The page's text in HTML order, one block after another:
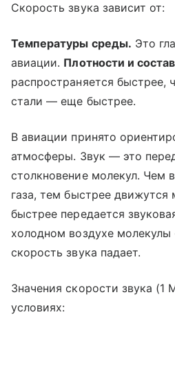
Скорость звука зависит от:
Температуры среды. Это
авиации. Плотности и
распространяется быстрее,
стали — еще быстрее.
В авиации принято
атмосферы. Звук — это
столкновение молекул. Чем
газа, тем быстрее движутся
быстрее передается
холодном воздухе молекулы
скорость звука падает.
Значения скорости звука (1
условиях: